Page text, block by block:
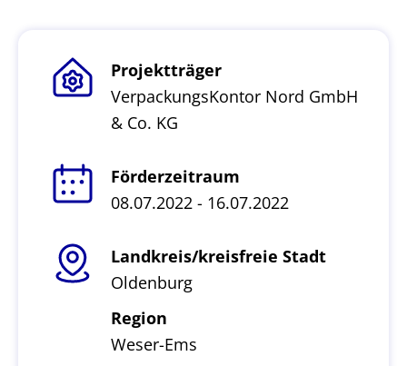
Projektträger
VerpackungsKontor Nord GmbH
& Co. KG
Förderzeitraum
08.07.2022 - 16.07.2022
Landkreis/kreisfreie Stadt
Oldenburg
Region
Weser-Ems